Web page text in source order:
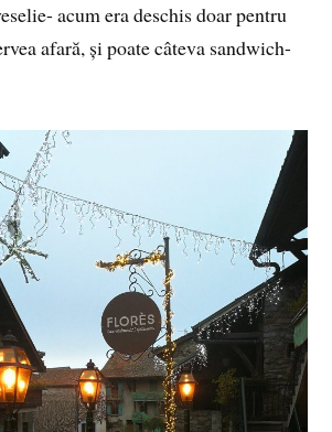
acum era deschis doar pentru
afară, și poate câteva sandwich-